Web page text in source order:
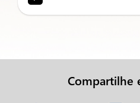
Compartilhe